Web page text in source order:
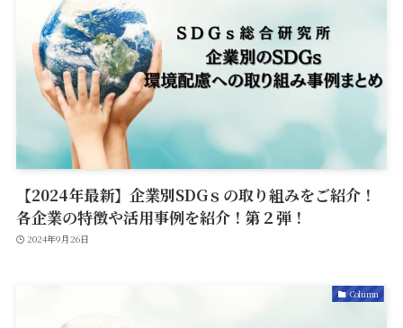
【2024年最新】企業別SDGｓの取り組みをご紹介！
各企業の特徴や活用事例を紹介！第２弾！
2024年9月26日
Column